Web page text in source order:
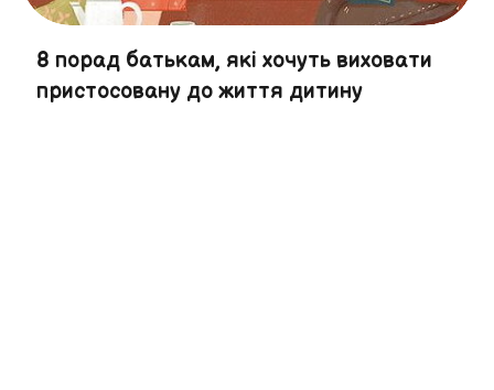
8 порад батькам, які хочуть виховати
пристосовану до життя дитину